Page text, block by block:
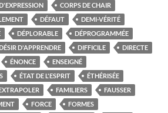
CORPS DE CHAIR
DÉFAUT
DEMI-VÉRITÉ
DÉPLORABLE
DÉPROGRAMMÉE
D'APPRENDRE DIFFICILE
DIRECTE
ÉNONCE
ENSEIGNÉ
ÉTAT DE L'ESPRIT
ÉTHÉRISÉE
FAMILIERS
FAUSSER
FORCE
FORMES